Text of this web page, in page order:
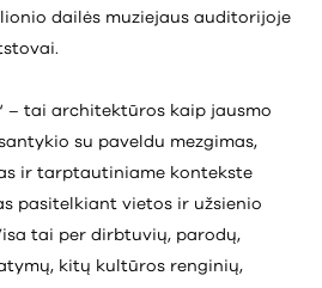
dailės muziejaus auditorijoje
– tai architektūros kaip jausmo
su paveldu mezgimas,
ir tarptautiniame kontekste
pasitelkiant vietos ir užsienio
tai per dirbtuvių, parodų,
kitų kultūros renginių,